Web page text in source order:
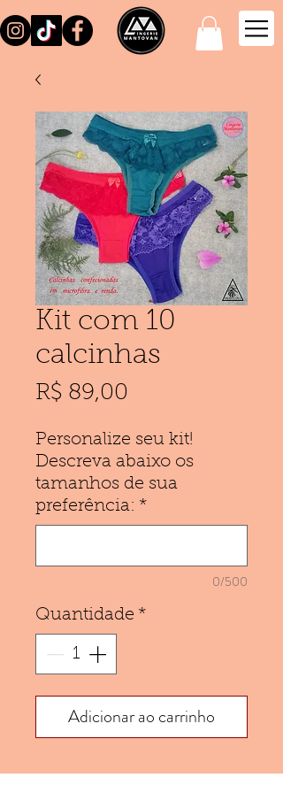
Kit com 10
calcinhas
R$ 89,00
Personalize seu kit!
Descreva abaixo os
tamanhos de sua
preferência: *
0/500
Quantidade *
Adicionar ao carrinho